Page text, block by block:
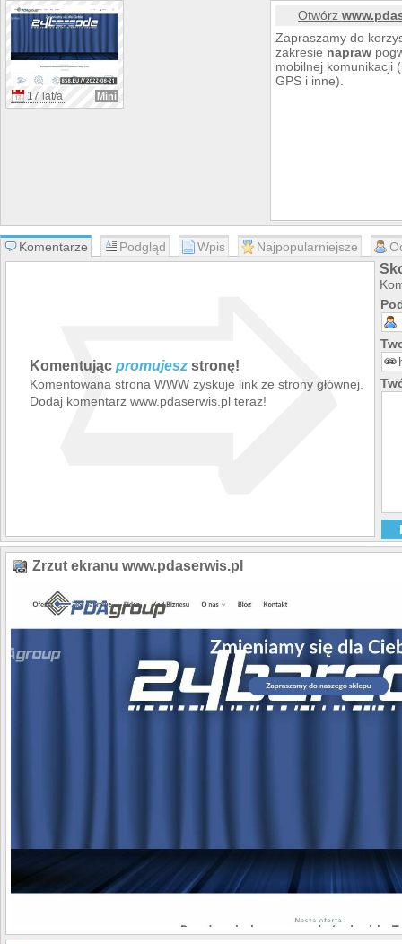
17 lat/a Mini
Otwórz
Zapraszamy do
zakresie napraw
mobilnej komunikacji
GPS i inne).
Komentarze Podgląd Wpis Najpopularniejsze
Komentując promujesz stronę!
Komentowana strona WWW zyskuje link ze strony głównej.
Dodaj komentarz www.pdaserwis.pl teraz!
➯
Zrzut ekranu www.pdaserwis.pl